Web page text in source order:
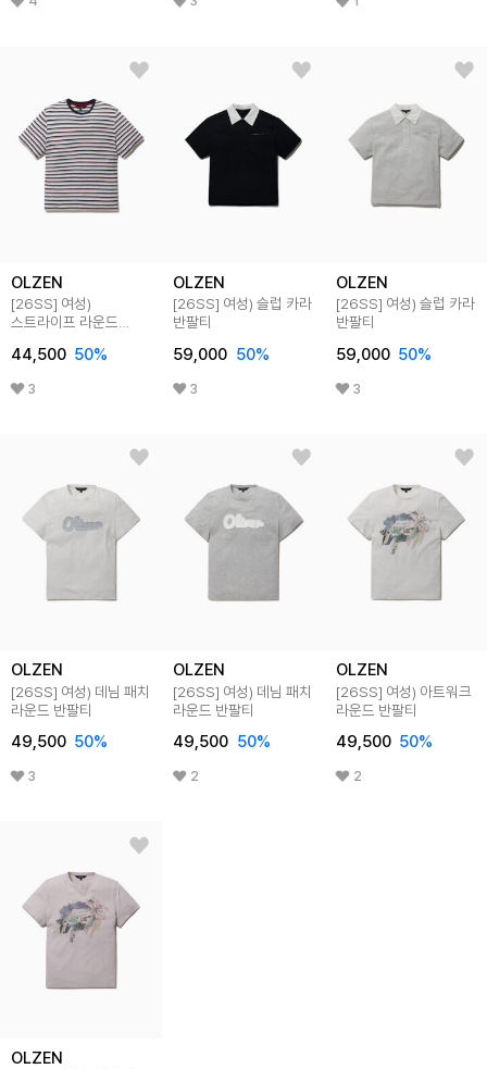
OLZEN
[26SS] 여성)
스트라이프 라운드
44,500 50%
3
OLZEN
[26SS] 여성) 슬럽 카라
반팔티
59,000 50%
3
OLZEN
[26SS] 여성) 슬럽 카라
반팔티
59,000 50%
3
OLZEN
[26SS] 여성) 데님 패치
라운드 반팔티
49,500 50%
3
OLZEN
[26SS] 여성) 데님 패치
라운드 반팔티
49,500 50%
2
OLZEN
[26SS] 여성) 아트워크
라운드 반팔티
49,500 50%
2
OLZEN